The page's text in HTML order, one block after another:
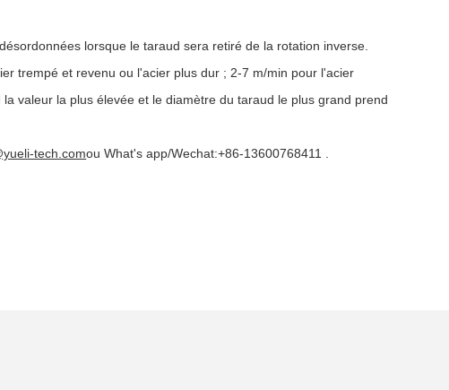
lorsque le taraud sera retiré de la rotation inverse.
trempé et revenu ou l'acier plus dur ; 2-7 m/min pour l'acier
valeur la plus élevée et le diamètre du taraud le plus grand prend
tech.comou What's app/Wechat:+86-13600768411 .